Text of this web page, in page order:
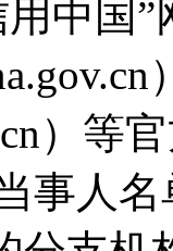
中国”
）等
事人